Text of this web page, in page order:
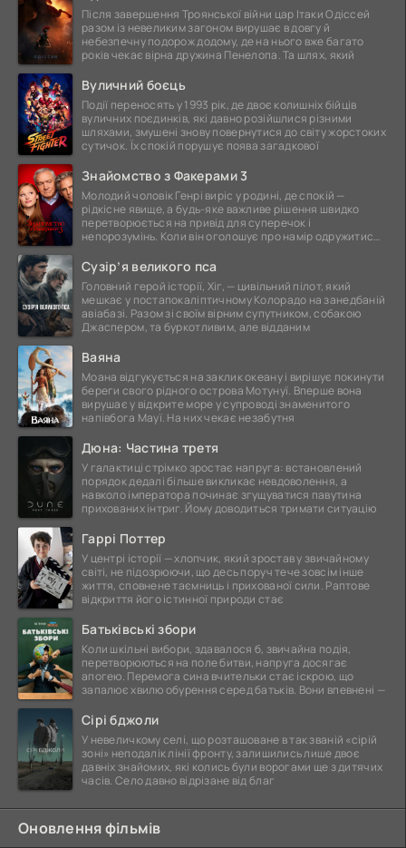
Після завершення Троянської війни цар Ітаки Одіссей
разом із невеликим загоном вирушає в довгу й
небезпечну подорож додому, де на нього вже багато
років чекає вірна дружина Пенелопа. Та шлях, який
Вуличний боєць
Події переносять у 1993 рік, де двоє колишніх бійців
вуличних поєдинків, які давно розійшлися різними
шляхами, змушені знову повернутися до світу жорстоких
сутичок. Їх спокій порушує поява загадкової
Знайомство з Факерами 3
Молодий чоловік Генрі виріс у родині, де спокій —
рідкісне явище, а будь-яке важливе рішення швидко
перетворюється на привід для суперечок і
непорозумінь. Коли він оголошує про намір одружитися,
Сузір’я великого пса
Головний герой історії, Хіг, — цивільний пілот, який
мешкає у постапокаліптичному Колорадо на занедбаній
авіабазі. Разом зі своїм вірним супутником, собакою
Джаспером, та буркотливим, але відданим
Ваяна
Моана відгукується на заклик океану і вирішує покинути
береги свого рідного острова Мотунуї. Вперше вона
вирушає у відкрите море у супроводі знаменитого
напівбога Мауї. На них чекає незабутня
Дюна: Частина третя
У галактиці стрімко зростає напруга: встановлений
порядок дедалі більше викликає невдоволення, а
навколо імператора починає згущуватися павутина
прихованих інтриг. Йому доводиться тримати ситуацію
Гаррі Поттер
У центрі історії — хлопчик, який зростав у звичайному
світі, не підозрюючи, що десь поруч тече зовсім інше
життя, сповнене таємниць і прихованої сили. Раптове
відкриття його істинної природи стає
Батьківські збори
Коли шкільні вибори, здавалося б, звичайна подія,
перетворюються на поле битви, напруга досягає
апогею. Перемога сина вчительки стає іскрою, що
запалює хвилю обурення серед батьків. Вони впевнені —
Сірі бджоли
У невеличкому селі, що розташоване в так званій «сірій
зоні» неподалік лінії фронту, залишились лише двоє
давніх знайомих, які колись були ворогами ще з дитячих
часів. Село давно відрізане від благ
Оновлення фільмів